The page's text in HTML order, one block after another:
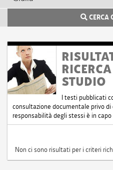
CERCA
STUDIO
I testi pubblicati
consultazione documentale privo
responsabilità degli stessi è in
Non ci sono risultati per i criteri